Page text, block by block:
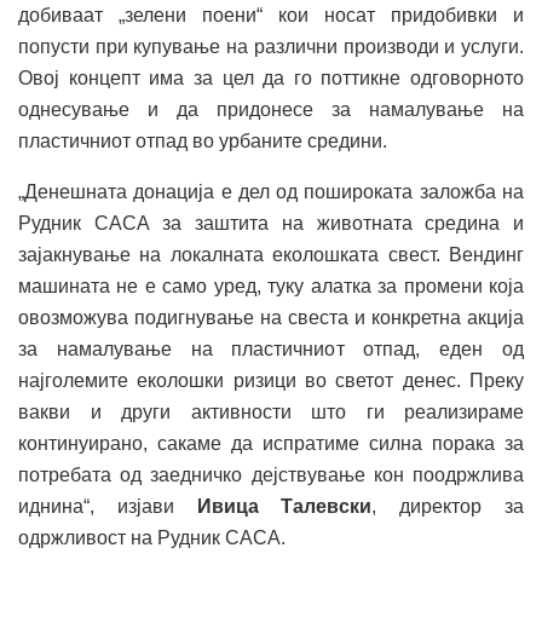
добиваат „зелени поени“ кои носат придобивки и
попусти при купување на различни производи и услуги.
Овој концепт има за цел да го поттикне одговорното
однесување и да придонесе за намалување на
пластичниот отпад во урбаните средини.
„Денешната донација е дел од пошироката заложба на
Рудник САСА за заштита на животната средина и
зајакнување на локалната еколошката свест. Вендинг
машината не е само уред, туку алатка за промени која
овозможува подигнување на свеста и конкретна акција
за намалување на пластичниот отпад, еден од
најголемите еколошки ризици во светот денес. Преку
вакви и други активности што ги реализираме
континуирано, сакаме да испратиме силна порака за
потребата од заедничко дејствување кон поодржлива
иднина“, изјави
Ивица Талевски, директор за
одржливост на Рудник САСА.